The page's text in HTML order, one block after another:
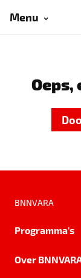
Menu
Oeps,
BNNVARA
Programma's
Over